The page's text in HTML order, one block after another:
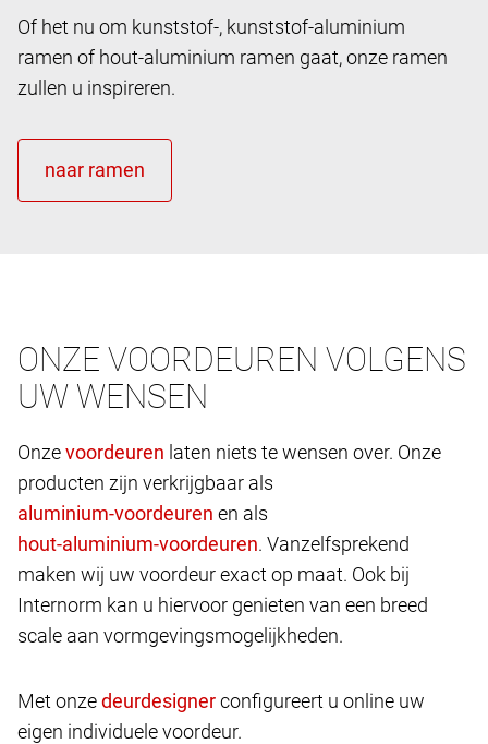
Of het nu om kunststof-, kunststof-aluminium
ramen of hout-aluminium ramen gaat, onze ramen
zullen u inspireren.
ONZE VOORDEUREN VOLGENS
UW WENSEN
Onze
laten niets te wensen over. Onze
producten zijn verkrijgbaar als
en als
. Vanzelfsprekend
maken wij uw voordeur exact op maat. Ook bij
Internorm kan u hiervoor genieten van een breed
scale aan vormgevingsmogelijkheden.
Met onze
configureert u online uw
eigen individuele voordeur.